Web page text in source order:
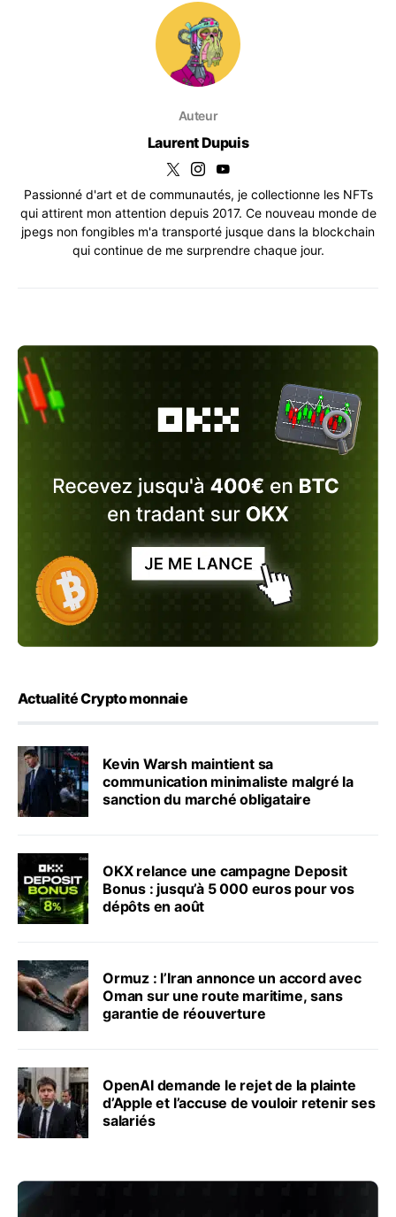
Auteur
Laurent Dupuis
Passionné d'art et de communautés, je collectionne les NFTs
qui attirent mon attention depuis 2017. Ce nouveau monde de
jpegs non fongibles m'a transporté jusque dans la blockchain
qui continue de me surprendre chaque jour.
Actualité Crypto monnaie
Kevin Warsh maintient sa
communication minimaliste malgré la
sanction du marché obligataire
OKX relance une campagne Deposit
Bonus : jusqu’à 5 000 euros pour vos
dépôts en août
Ormuz : l’Iran annonce un accord avec
Oman sur une route maritime, sans
garantie de réouverture
OpenAI demande le rejet de la plainte
d’Apple et l’accuse de vouloir retenir ses
salariés